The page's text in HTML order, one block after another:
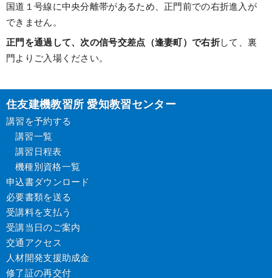
国道１号線に中央分離帯があるため、正門前での右折進入が
できません。
正門を通過して、次の信号交差点（逢妻町）で右折して、裏
門よりご入場ください。
住友建機教習所 愛知教習センター
講習を予約する
講習一覧
講習日程表
機種別資格一覧
申込書ダウンロード
必要書類を送る
受講料を支払う
受講当日のご案内
交通アクセス
人材開発支援助成金
修了証の再交付